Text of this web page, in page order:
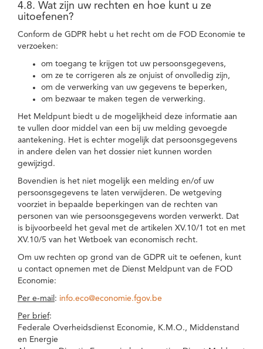
4.8. Wat zijn uw rechten en hoe kunt u ze
uitoefenen?
Conform de GDPR hebt u het recht om de FOD Economie te
verzoeken:
om toegang te krijgen tot uw persoonsgegevens,
om ze te corrigeren als ze onjuist of onvolledig zijn,
om de verwerking van uw gegevens te beperken,
om bezwaar te maken tegen de verwerking.
Het Meldpunt biedt u de mogelijkheid deze informatie aan
te vullen door middel van een bij uw melding gevoegde
aantekening. Het is echter mogelijk dat persoonsgegevens
in andere delen van het dossier niet kunnen worden
gewijzigd.
Bovendien is het niet mogelijk een melding en/of uw
persoonsgegevens te laten verwijderen. De wetgeving
voorziet in bepaalde beperkingen van de rechten van
personen van wie persoonsgegevens worden verwerkt. Dat
is bijvoorbeeld het geval met de artikelen XV.10/1 tot en met
XV.10/5 van het Wetboek van economisch recht.
Om uw rechten op grond van de GDPR uit te oefenen, kunt
u contact opnemen met de Dienst Meldpunt van de FOD
Economie:
Per e-mail : info.eco@economie.fgov.be
Per brief:
Federale Overheidsdienst Economie, K.M.O., Middenstand
en Energie